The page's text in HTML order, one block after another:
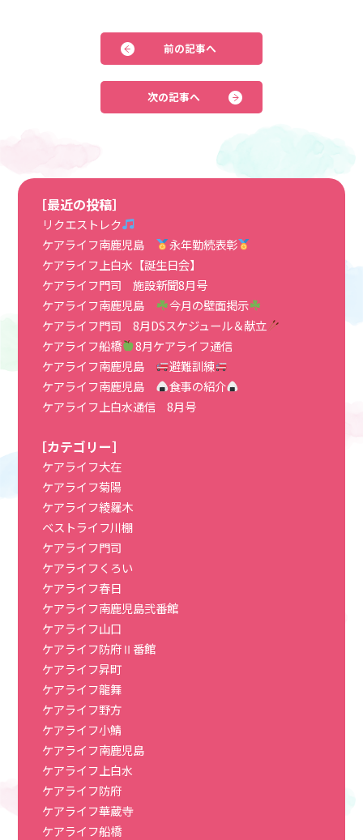
前の記事へ
次の記事へ
［最近の投稿］
リクエストレク
ケアライフ南鹿児島
永年勤続表彰
ケアライフ上白水【誕生日会】
ケアライフ門司 施設新聞8月号
ケアライフ南鹿児島
今月の壁面掲示
ケアライフ門司 8月DSスケジュール＆献立
ケアライフ船橋
8月ケアライフ通信
ケアライフ南鹿児島
避難訓練
ケアライフ南鹿児島
食事の紹介
ケアライフ上白水通信 8月号
［カテゴリー］
ケアライフ大在
ケアライフ菊陽
ケアライフ綾羅木
ベストライフ川棚
ケアライフ門司
ケアライフくろい
ケアライフ春日
ケアライフ南鹿児島弐番館
ケアライフ山口
ケアライフ防府Ⅱ番館
ケアライフ昇町
ケアライフ龍舞
ケアライフ野方
ケアライフ小鯖
ケアライフ南鹿児島
ケアライフ上白水
ケアライフ防府
ケアライフ華蔵寺
ケアライフ船橋